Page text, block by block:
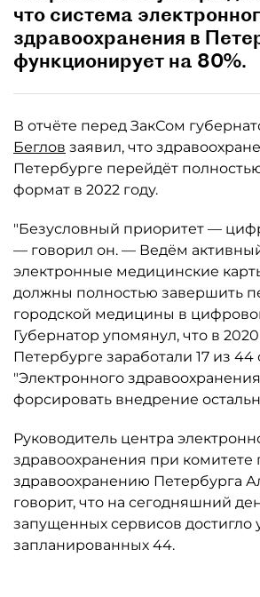
что система
здравоохранения в
функционирует на 80%.
В отчёте перед ЗакСом
Беглов заявил, что
Петербурге перейдёт
формат в 2022 году.
"Безусловный приоритет —
— говорил он. — Ведём
электронные медицинские
должны полностью завершить
городской медицины в
Губернатор упомянул, что в 2020
Петербурге заработали 17 из 44
"Электронного
форсировать внедрение
Руководитель центра
здравоохранения при комитете
здравоохранению Петербурга
говорит, что на сегодняшний
запущенных сервисов достигло
запланированных 44.